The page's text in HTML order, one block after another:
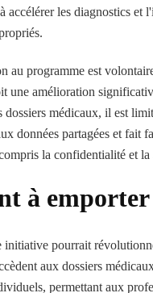
accélérer les diagnostics et
au programme est
une amélioration
dossiers médicaux, il est
données partagées et fait
la confidentialité et la
à emporter
initiative pourrait
aux dossiers
permettant aux